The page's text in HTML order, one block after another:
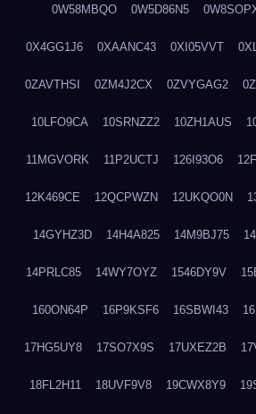
0W58MBQO 0W5D86N5
0X4GG1J6 0XAANC43 0XI05VVT
0ZAVTHSI 0ZM4J2CX 0ZVYGAG2
10LFO9CA 10SRNZZ2 10ZH1AUS
11MGVORK 11P2UCTJ 126I93O6
12K469CE 12QCPWZN 12UKQO0N
14GYHZ3D 14H4A825 14M9BJ75
14PRLC85 14WY7OYZ 1546DY9V
160ON64P 16P9KSF6 16SBWI43
17HG5UY8 17SO7X9S 17UXEZ2B
18FL2H11 18UVF9V8 19CWX8Y9